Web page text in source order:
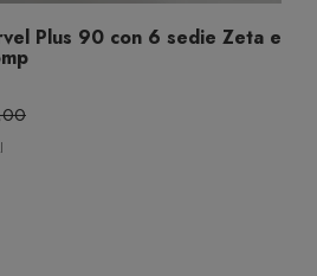
Plus 90 con 6 sedie Zeta e